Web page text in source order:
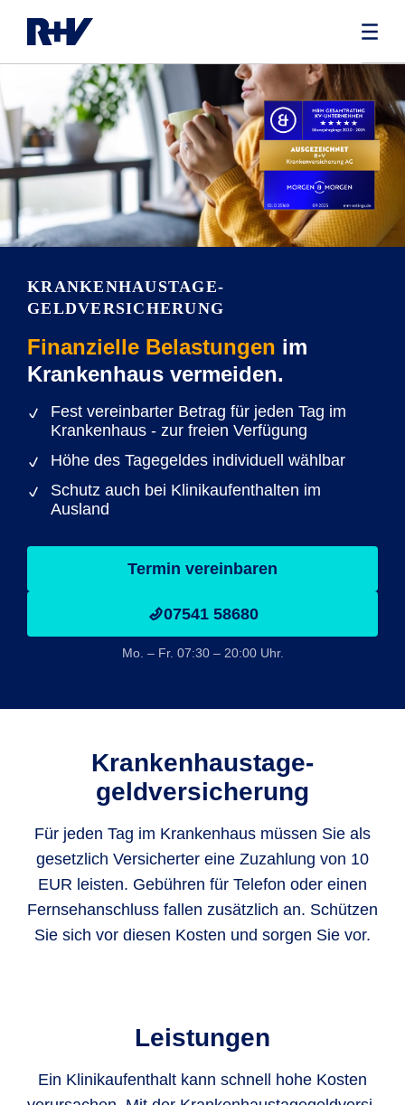
KRANKENHAUSTAGE­
GELDVERSICHERUNG
Finanzielle Belastungen im
Krankenhaus vermeiden.
Fest vereinbarter Betrag für jeden Tag im
Krankenhaus - zur freien Verfügung
Höhe des Tagegeldes individuell wählbar
Schutz auch bei Klinikaufenthalten im
Ausland
Termin vereinbaren
07541 58680
Mo. – Fr. 07:30 – 20:00 Uhr.
Krankenhaustage­
geldversicherung
Für jeden Tag im Krankenhaus müssen Sie als
gesetzlich Versicherter eine Zuzahlung von 10
EUR leisten. Gebühren für Telefon oder einen
Fernsehanschluss fallen zusätzlich an. Schützen
Sie sich vor diesen Kosten und sorgen Sie vor.
Leistungen
Ein Klinik­aufenthalt kann schnell hohe Kosten